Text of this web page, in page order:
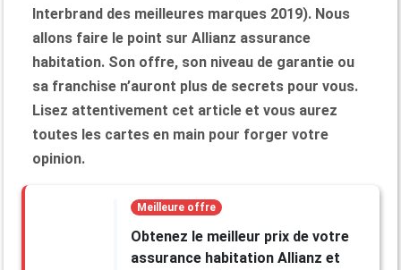
Interbrand des meilleures marques 2019). Nous
allons faire le point sur Allianz assurance
habitation. Son offre, son niveau de garantie ou
sa franchise n’auront plus de secrets pour vous.
Lisez attentivement cet article et vous aurez
toutes les cartes en main pour forger votre
opinion.
Meilleure offre
Obtenez le meilleur prix de votre
assurance habitation Allianz et